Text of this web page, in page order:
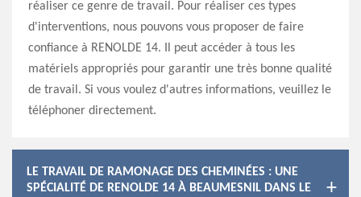
réaliser ce genre de travail. Pour réaliser ces types
d'interventions, nous pouvons vous proposer de faire
confiance à RENOLDE 14. Il peut accéder à tous les
matériels appropriés pour garantir une très bonne qualité
de travail. Si vous voulez d'autres informations, veuillez le
téléphoner directement.
LE TRAVAIL DE RAMONAGE DES CHEMINÉES : UNE
SPÉCIALITÉ DE RENOLDE 14 À BEAUMESNIL DANS LE